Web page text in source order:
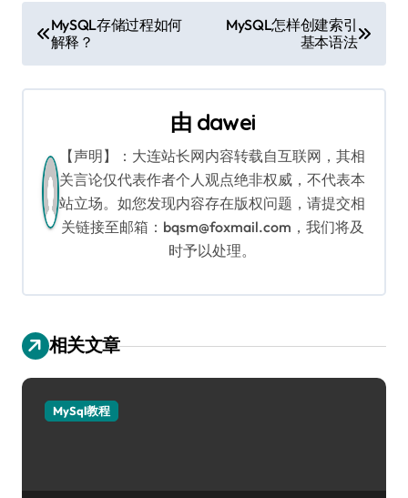
文
章
导
MySQL存储过程如何
解释？
MySQL怎样创建索引
基本语法
由 dawei
【声明】：大连站长网内容转载自互联网，其相
关言论仅代表作者个人观点绝非权威，不代表本
站立场。如您发现内容存在版权问题，请提交相
关链接至邮箱：bqsm@foxmail.com，我们将及
时予以处理。
相关文章
MySql教程